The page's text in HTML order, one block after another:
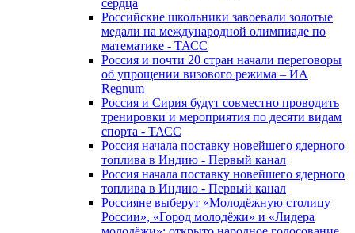
сердца
Российские школьники завоевали золотые
медали на международной олимпиаде по
математике - ТАСС
Россия и почти 20 стран начали переговоры
об упрощении визового режима – ИА
Regnum
Россия и Сирия будут совместно проводить
тренировки и мероприятия по десяти видам
спорта - ТАСС
Россия начала поставку новейшего ядерного
топлива в Индию - Первый канал
Россия начала поставку новейшего ядерного
топлива в Индию - Первый канал
Россияне выберут «Молодёжную столицу
России», «Город молодёжи» и «Лидера